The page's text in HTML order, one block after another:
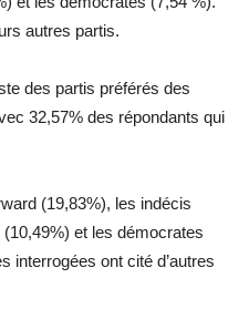
autres partis.
des partis préférés des
32,57% des répondants qui
(19,83%), les indécis
et les démocrates
interrogées ont cité d’autres